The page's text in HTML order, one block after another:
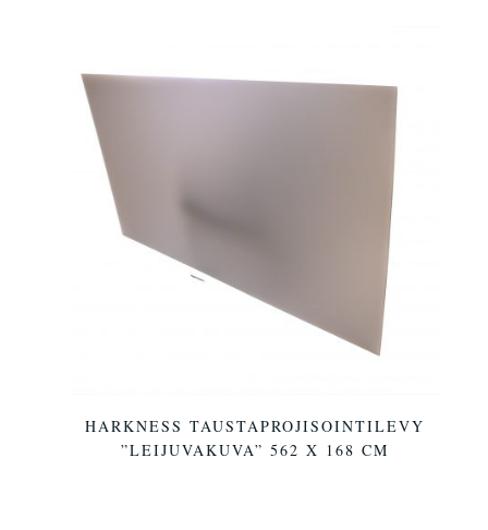
HARKNESS TAUSTAPROJISOINTILEVY
”LEIJUVAKUVA” 562 X 168 CM